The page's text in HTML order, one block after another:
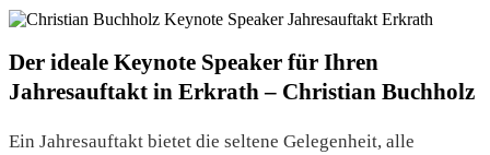
Der ideale Keynote Speaker für Ihren
Jahresauftakt in Erkrath – Christian Buchholz
Ein Jahresauftakt bietet die seltene Gelegenheit, alle